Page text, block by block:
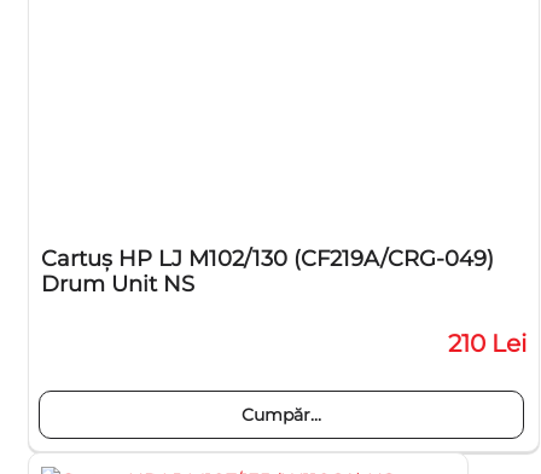
Cartuş HP LJ M102/130 (CF219A/CRG-049)
Drum Unit NS
210 Lei
Cumpăr...